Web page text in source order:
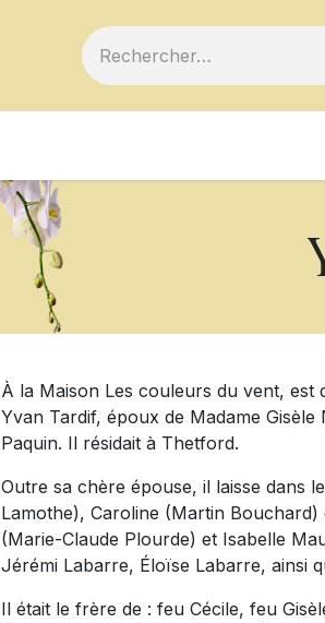
À la Maison Les couleurs du vent, est
Yvan Tardif, époux de Madame
Paquin. Il résidait à Thetford.
Outre sa chère épouse, il laisse dans
Lamothe), Caroline (Martin
(Marie-Claude Plourde) et Isabelle
Jérémi Labarre, Éloïse Labarre, ainsi
Il était le frère de : feu Cécile, feu